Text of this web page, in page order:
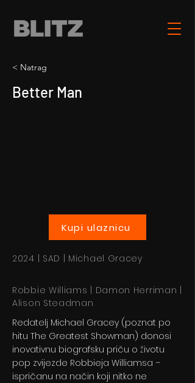
< Natrag
Better Man
Kupi ulaznicu
2024 | SAD | Michael Gracey
Robbie Williams | Damon Herriman |
Alison Steadman
Redatelj Michael Gracey (poznat po
hitu The Greatest Showman) donosi
inovativnu biografsku priču o životu
pop zvijezde Robbieja Williamsa –
ispričanu na način koji nitko ne